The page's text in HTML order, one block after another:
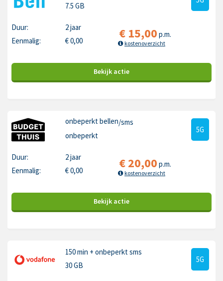
7.5 GB
Duur:
2 jaar
Eenmalig:
€0,00 € 15,00 p.m.
kostenoverzicht
Bekijk actie
onbeperkt bellen/sms
onbeperkt
5G
Duur:
2 jaar
Eenmalig:
€0,00 €20,00 p.m.
kostenoverzicht
Bekijk actie
150 min + onbeperkt sms
30 GB
5G